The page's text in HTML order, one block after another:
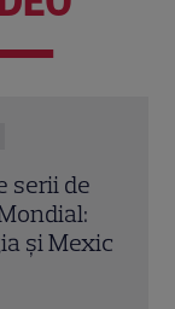
Cluj
complet